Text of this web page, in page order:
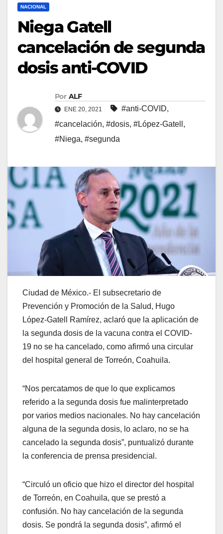
NACIONAL
Niega Gatell
cancelación de segunda
dosis anti-COVID
Por ALF
ENE 20, 2021 #anti-COVID,
#cancelación, #dosis, #López-Gatell ,
#Niega, #segunda
Ciudad de México.- El subsecretario de
Prevención y Promoción de la Salud, Hugo
López-Gatell Ramírez, aclaró que la aplicación de
la segunda dosis de la vacuna contra el COVID-
19 no se ha cancelado, como afirmó una circular
del hospital general de Torreón, Coahuila.
“Nos percatamos de que lo que explicamos
referido a la segunda dosis fue malinterpretado
por varios medios nacionales. No hay cancelación
alguna de la segunda dosis, lo aclaro, no se ha
cancelado la segunda dosis”, puntualizó durante
la conferencia de prensa presidencial.
“Circuló un oficio que hizo el director del hospital
de Torreón, en Coahuila, que se prestó a
confusión. No hay cancelación de la segunda
dosis. Se pondrá la segunda dosis”, afirmó el